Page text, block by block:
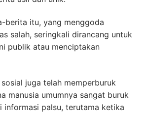
berita itu, yang menggoda
salah, seringkali dirancang untuk
publik atau menciptakan
juga telah memperburuk
manusia umumnya sangat buruk
informasi palsu, terutama ketika